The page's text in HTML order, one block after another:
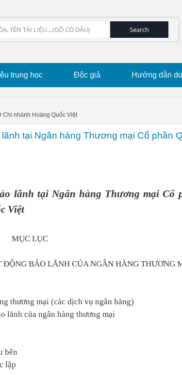
trung học Độc giả Hướng dẫn
nhánh Hoàng Quốc Việt
tại Ngân hàng Thương mại Cổ phần
lãnh tại Ngân hàng Thương mại Cổ
Việt
MỤC LỤC
ĐỘNG BẢO LÃNH CỦA NGÂN HÀNG THƯƠNG
thương mại (các dịch vụ ngân hàng)
lãnh của ngân hàng thương mại
bên
lập